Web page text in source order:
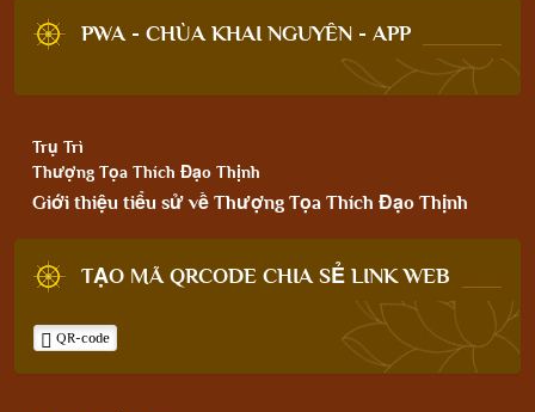
PWA - CHÙA KHAI NGUYÊN - APP
Trụ Trì
Thượng Tọa Thích Đạo Thịnh
Giới thiệu tiểu sử về Thượng Tọa Thích Đạo Thịnh
TẠO MÃ QRCODE CHIA SẺ LINK WEB
QR-code